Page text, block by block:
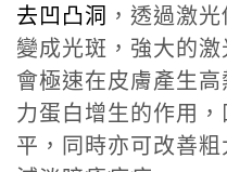
去凹凸洞 ，透過激
變成光斑，強大的
會極速在皮膚產生
力蛋白增生的作用
平，同時亦可改善